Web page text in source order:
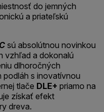
do jemných
a priateľskú
sú absolútnou novinkou
vzhľad a dokonalú
dlhoročných
s inovatívnou
tlače DLE+ priamo na
získať efekt
dreva.